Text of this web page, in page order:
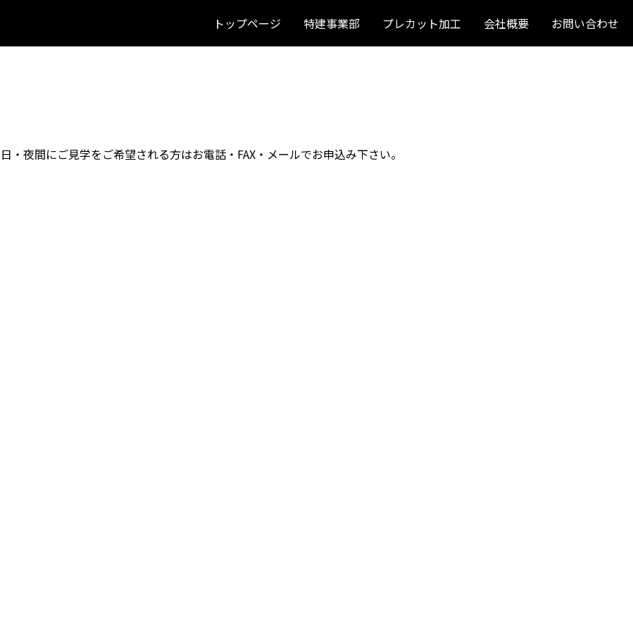
トップページ 特建事業部 プレカット加工 会社概要 お問い合わせ
・夜間にご見学をご希望される方はお電話・FAX・メールでお申込み下さい。